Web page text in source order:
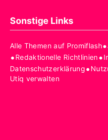
Sonstige Links
Alle Themen auf Promiflash•
•Redaktionelle Richtlinien•
Datenschutzerklärung•
Utiq verwalten